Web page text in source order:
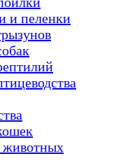
и пеленки
животных